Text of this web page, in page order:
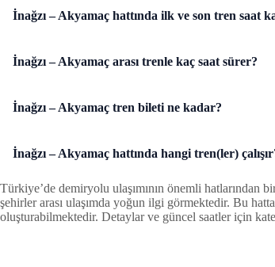
İnağzı – Akyamaç hattında ilk ve son tren saat
İnağzı – Akyamaç arası trenle kaç saat sürer?
İnağzı – Akyamaç tren bileti ne kadar?
İnağzı – Akyamaç hattında hangi tren(ler)
Türkiye’de demiryolu ulaşımının önemli hatlarından
şehirler arası ulaşımda yoğun ilgi görmektedir. Bu
oluşturabilmektedir. Detaylar ve güncel saatler için